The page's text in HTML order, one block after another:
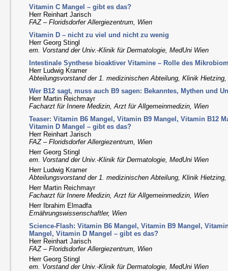
Vitamin C Mangel – gibt es das?
Herr Reinhart Jarisch
FAZ – Floridsdorfer Allergiezentrum, Wien
Vitamin D – nicht zu viel und nicht zu wenig
Herr Georg Stingl
em. Vorstand der Univ.-Klinik für Dermatologie, MedUni Wien
Intestinale Synthese bioaktiver Vitamine – Rolle des
Herr Ludwig Kramer
Abteilungsvorstand der 1. medizinischen Abteilung, Klinik Hietzing,
Wer B12 sagt, muss auch B9 sagen: Bekanntes, Mythen und
Herr Martin Reichmayr
Facharzt für Innere Medizin, Arzt für Allgemeinmedizin, Wien
Teaser: Vitamin B6 Mangel, Vitamin B9 Mangel, Vitamin B12
Vitamin D Mangel – gibt es das?
Herr Reinhart Jarisch
FAZ – Floridsdorfer Allergiezentrum, Wien
Herr Georg Stingl
em. Vorstand der Univ.-Klinik für Dermatologie, MedUni Wien
Herr Ludwig Kramer
Abteilungsvorstand der 1. medizinischen Abteilung, Klinik Hietzing,
Herr Martin Reichmayr
Facharzt für Innere Medizin, Arzt für Allgemeinmedizin, Wien
Herr Ibrahim Elmadfa
Ernährungswissenschaftler, Wien
Science-Flash: Vitamin B6 Mangel, Vitamin B9 Mangel,
Mangel, Vitamin D Mangel – gibt es das?
Herr Reinhart Jarisch
FAZ – Floridsdorfer Allergiezentrum, Wien
Herr Georg Stingl
em. Vorstand der Univ.-Klinik für Dermatologie, MedUni Wien